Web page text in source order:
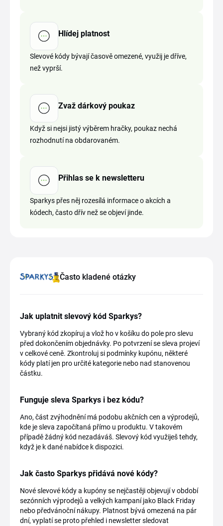
Hlídej platnost
Slevové kódy bývají časově omezené, využij je dříve,
než vyprší.
Zvaž dárkový poukaz
Když si nejsi jistý výběrem hračky, poukaz nechá
rozhodnutí na obdarovaném.
Přihlas se k newsletteru
Sparkys přes něj rozesílá informace o akcích a
kódech, často dřív než se objeví jinde.
Často kladené otázky
Jak uplatnit slevový kód Sparkys?
Vybraný kód zkopíruj a vlož ho v košíku do pole pro slevu
před dokončením objednávky. Po potvrzení se sleva projeví
v celkové ceně. Zkontroluj si podmínky kupónu, některé
kódy platí jen pro určité kategorie nebo nad stanovenou
částku.
Funguje sleva Sparkys i bez kódu?
Ano, část zvýhodnění má podobu akčních cen a výprodejů,
kde je sleva započítaná přímo u produktu. V takovém
případě žádný kód nezadáváš. Slevový kód využiješ tehdy,
když je k dané nabídce k dispozici.
Jak často Sparkys přidává nové kódy?
Nové slevové kódy a kupóny se nejčastěji objevují v období
sezónních výprodejů a velkých kampaní jako Black Friday
nebo předvánoční nákupy. Platnost bývá omezená na pár
dní, vyplatí se proto přehled i newsletter sledovat